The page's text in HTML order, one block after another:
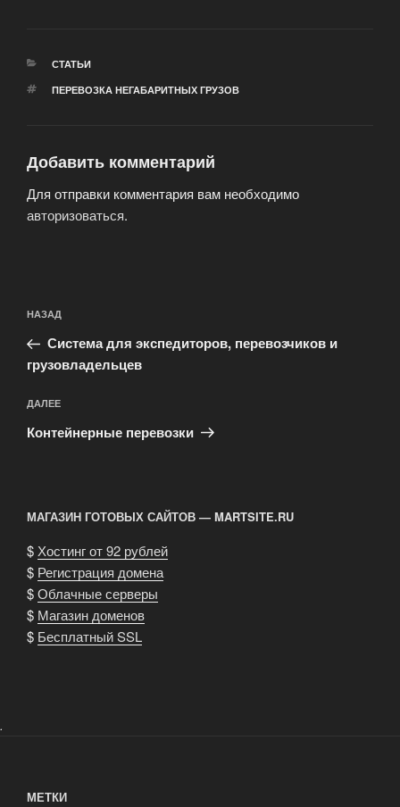
РУБРИКИ
СТАТЬИ
МЕТКИ
ПЕРЕВОЗКА НЕГАБАРИТНЫХ ГРУЗОВ
Добавить комментарий
Для отправки комментария вам необходимо
авторизоваться.
по
записям
Предыдущая
запись:
НАЗАД
Система для экспедиторов, перевозчиков и
грузовладельцев
Следующая
запись
ДАЛЕЕ
Контейнерные перевозки
МАГАЗИН ГОТОВЫХ САЙТОВ — MARTSITE.RU
$Хостинг от 92 рублей
$ Регистрация домена
$Облачные серверы
$ Магазин доменов
$ Бесплатный SSL
.
МЕТКИ